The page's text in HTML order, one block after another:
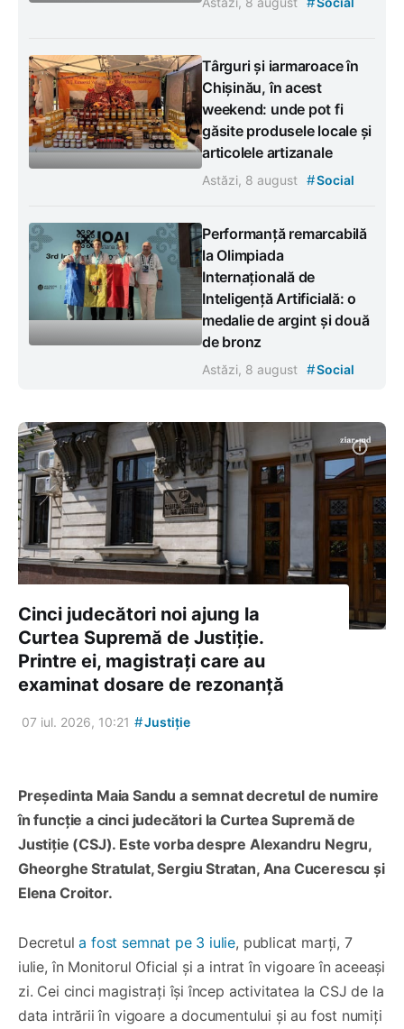
Târguri și iarmaroace în
Chișinău, în acest
weekend: unde pot fi
găsite produsele locale și
articolele artizanale
Astăzi, 8 august #Social
Performanță remarcabilă
la Olimpiada
Internațională de
Inteligență Artificială: o
medalie de argint și două
de bronz
Astăzi, 8 august #Social
Cinci judecători noi ajung la
Curtea Supremă de Justiție.
Printre ei, magistrați care au
examinat dosare de rezonanță
07 iul. 2026, 10:21 #Justiție
Președinta Maia Sandu a semnat decretul de numire
în funcție a cinci judecători la Curtea Supremă de
Justiție (CSJ). Este vorba despre Alexandru Negru,
Gheorghe Stratulat, Sergiu Stratan, Ana Cucerescu și
Elena Croitor.
Decretula fost semnat pe 3 iulie, publicat marți, 7
iulie, în Monitorul Oficial și a intrat în vigoare în aceeași
zi. Cei cinci magistrați își încep activitatea la CSJ de la
data intrării în vigoare a documentului și au fost numiți